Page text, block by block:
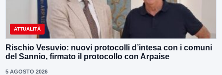
ATTUALITÀ
Rischio Vesuvio: nuovi protocolli d’intesa con i comuni
del Sannio, firmato il protocollo con Arpaise
5 AGOSTO 2026